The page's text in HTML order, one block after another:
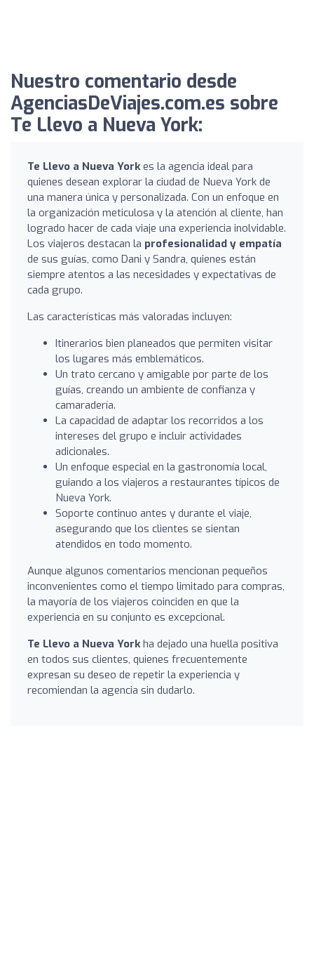
Nuestro comentario desde
AgenciasDeViajes.com.es sobre
Te Llevo a Nueva York:
Te Llevo a Nueva Yorkes la agencia ideal para
quienes desean explorar la ciudad de Nueva York de
una manera única y personalizada. Con un enfoque en
la organización meticulosa y la atención al cliente, han
logrado hacer de cada viaje una experiencia inolvidable.
Los viajeros destacan la profesionalidad y empatía
de sus guías, como Dani y Sandra, quienes están
siempre atentos a las necesidades y expectativas de
cada grupo.
Las características más valoradas incluyen:
Itinerarios bien planeados que permiten visitar
los lugares más emblemáticos.
Un trato cercano y amigable por parte de los
guías, creando un ambiente de confianza y
camaradería.
La capacidad de adaptar los recorridos a los
intereses del grupo e incluir actividades
adicionales.
Un enfoque especial en la gastronomía local,
guiando a los viajeros a restaurantes típicos de
Nueva York.
Soporte continuo antes y durante el viaje,
asegurando que los clientes se sientan
atendidos en todo momento.
Aunque algunos comentarios mencionan pequeños
inconvenientes como el tiempo limitado para compras,
la mayoría de los viajeros coinciden en que la
experiencia en su conjunto es excepcional.
Te Llevo a Nueva Yorkha dejado una huella positiva
en todos sus clientes, quienes frecuentemente
expresan su deseo de repetir la experiencia y
recomiendan la agencia sin dudarlo.